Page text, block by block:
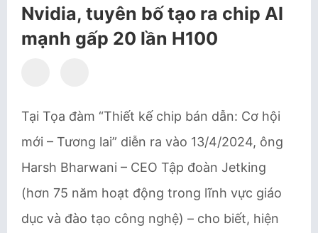
Nvidia, tuyên bố tạo ra chip AI
mạnh gấp 20 lần H100
Tại Tọa đàm “Thiết kế chip bán dẫn: Cơ hội
mới – Tương lai” diễn ra vào 13/4/2024, ông
Harsh Bharwani – CEO Tập đoàn Jetking
(hơn 75 năm hoạt động trong lĩnh vực giáo
dục và đào tạo công nghệ) – cho biết, hiện